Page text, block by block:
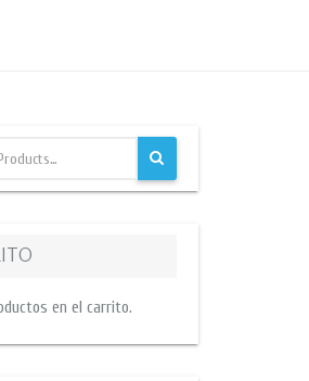
en el carrito.